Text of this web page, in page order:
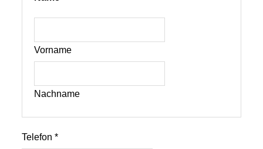
Vorname
Nachname
Telefon *